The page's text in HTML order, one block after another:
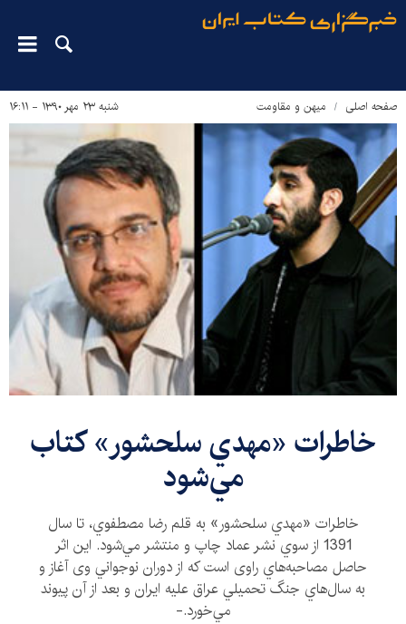
صفحه اصلی میهن و مقاومت شنبه ۲۳ مهر ۱۳۹۰ - ۱۶:۱۱
خاطرات «مهدي سلحشور» كتاب
مي‌شود
خاطرات «مهدي سلحشور» به قلم رضا مصطفوي، تا سال
1391 از سوي نشر عماد چاپ و منتشر مي‌شود. اين اثر
حاصل مصاحبه‌هاي راوی است كه از دوران نوجواني وی آغاز و
به سال‌هاي جنگ تحميلي عراق عليه ايران و بعد از آن پيوند
مي‌خورد.-